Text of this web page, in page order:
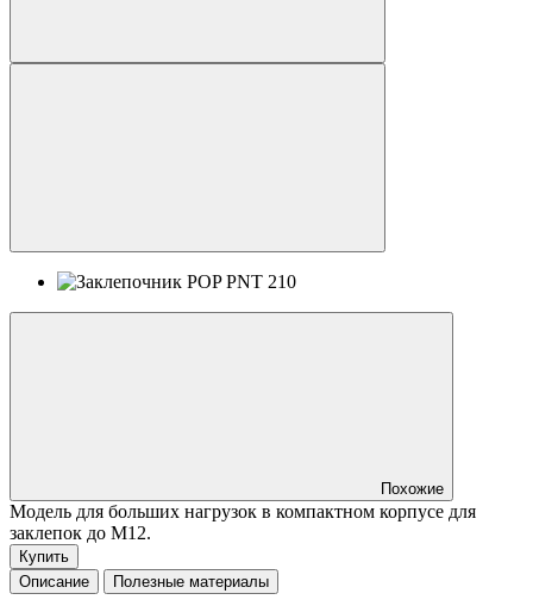
Похожие
Модель для больших нагрузок в компактном корпусе для
заклепок до М12.
Купить
Описание
Полезные материалы